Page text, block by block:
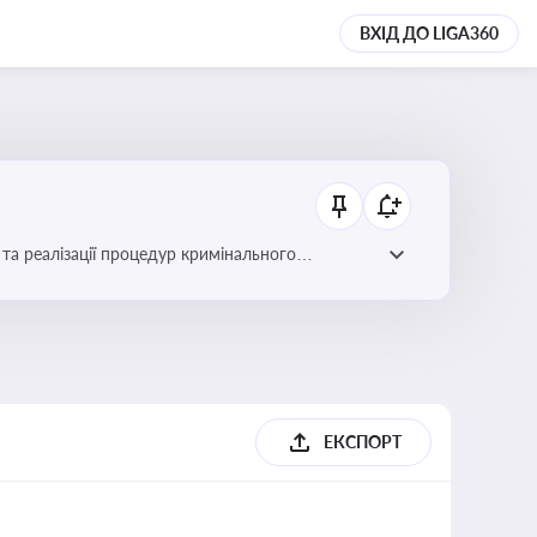
ВХІД ДО LIGA360
реалізації процедур кримінального
ЕКСПОРТ